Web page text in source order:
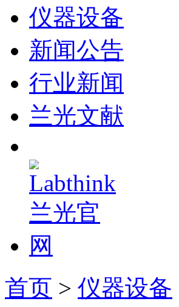
仪器设备
新闻公告
行业新闻
兰光文献
首页 > 仪器设备